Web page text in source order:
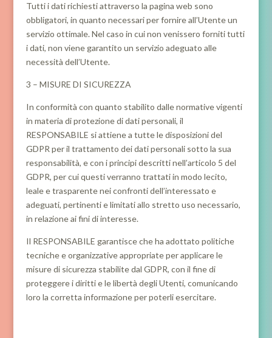
Tutti i dati richiesti attraverso la pagina web sono
obbligatori, in quanto necessari per fornire all’Utente un
servizio ottimale. Nel caso in cui non venissero forniti tutti
i dati, non viene garantito un servizio adeguato alle
necessità dell’Utente.
3 – MISURE DI SICUREZZA
In conformità con quanto stabilito dalle normative vigenti
in materia di protezione di dati personali, il
RESPONSABILE si attiene a tutte le disposizioni del
GDPR per il trattamento dei dati personali sotto la sua
responsabilità, e con i principi descritti nell’articolo 5 del
GDPR, per cui questi verranno trattati in modo lecito,
leale e trasparente nei confronti dell’interessato e
adeguati, pertinenti e limitati allo stretto uso necessario,
in relazione ai fini di interesse.
Il RESPONSABILE garantisce che ha adottato politiche
tecniche e organizzative appropriate per applicare le
misure di sicurezza stabilite dal GDPR, con il fine di
proteggere i diritti e le libertà degli Utenti, comunicando
loro la corretta informazione per poterli esercitare.